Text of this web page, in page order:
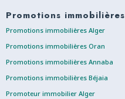
Promotions immobilières
Promotions immobilières Alger
Promotions immobilières Oran
Promotions immobilières Annaba
Promotions immobilières Béjaia
Promoteur immobilier Alger